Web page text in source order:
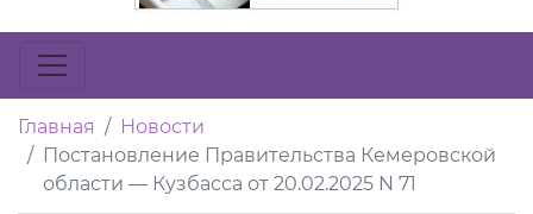
Главная
Новости
Постановление Правительства Кемеровской
области — Кузбасса от 20.02.2025 N 71